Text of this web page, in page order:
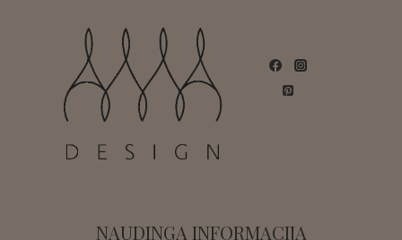
NAUDINGA INFORMACIJA